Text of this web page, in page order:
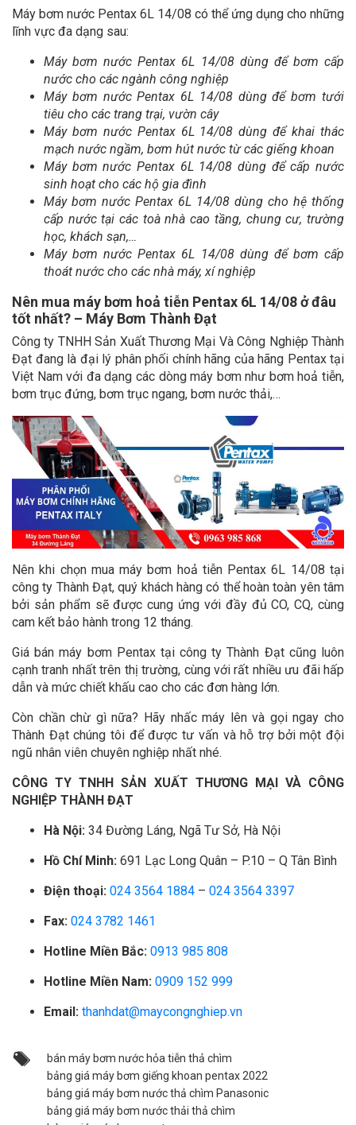
Máy bơm nước Pentax 6L 14/08 có thể ứng dụng cho những
lĩnh vực đa dạng sau:
Máy bơm nước Pentax 6L 14/08 dùng để bơm cấp
nước cho các ngành công nghiệp
Máy bơm nước Pentax 6L 14/08 dùng để bơm tưới
tiêu cho các trang trại, vườn cây
Máy bơm nước Pentax 6L 14/08 dùng để khai thác
mạch nước ngầm, bơm hút nước từ các giếng khoan
Máy bơm nước Pentax 6L 14/08 dùng để cấp nước
sinh hoạt cho các hộ gia đình
Máy bơm nước Pentax 6L 14/08 dùng cho hệ thống
cấp nước tại các toà nhà cao tầng, chung cư, trường
học, khách sạn,…
Máy bơm nước Pentax 6L 14/08 dùng để bơm cấp
thoát nước cho các nhà máy, xí nghiệp
Nên mua máy bơm hoả tiễn Pentax 6L 14/08 ở đâu
tốt nhất? – Máy Bơm Thành Đạt
Công ty TNHH Sản Xuất Thương Mại Và Công Nghiệp Thành
Đạt đang là đại lý phân phối chính hãng của hãng Pentax tại
Việt Nam với đa dạng các dòng máy bơm như bơm hoả tiễn,
bơm trục đứng, bơm trục ngang, bơm nước thải,…
Nên khi chọn mua máy bơm hoả tiễn Pentax 6L 14/08 tại
công ty Thành Đạt, quý khách hàng có thể hoàn toàn yên tâm
bởi sản phẩm sẽ được cung ứng với đầy đủ CO, CQ, cùng
cam kết bảo hành trong 12 tháng.
Giá bán máy bơm Pentax tại công ty Thành Đạt cũng luôn
cạnh tranh nhất trên thị trường, cùng với rất nhiều ưu đãi hấp
dẫn và mức chiết khấu cao cho các đơn hàng lớn.
Còn chần chừ gì nữa? Hãy nhấc máy lên và gọi ngay cho
Thành Đạt chúng tôi để được tư vấn và hỗ trợ bởi một đội
ngũ nhân viên chuyên nghiệp nhất nhé.
CÔNG TY TNHH SẢN XUẤT THƯƠNG MẠI VÀ CÔNG
NGHIỆP THÀNH ĐẠT
Hà Nội: 34 Đường Láng, Ngã Tư Sở, Hà Nội
Hồ Chí Minh: 691 Lạc Long Quân – P.10 – Q Tân Bình
Điện thoại: 024 3564 1884 – 024 3564 3397
Fax: 024 3782 1461
Hotline Miền Bắc: 0913 985 808
Hotline Miền Nam: 0909 152 999
Email: thanhdat@maycongnghiep.vn
bán máy bơm nước hỏa tiễn thả chìm
bảng giá máy bơm giếng khoan pentax 2022
bảng giá máy bơm nước thả chìm Panasonic
bảng giá máy bơm nước thải thả chìm